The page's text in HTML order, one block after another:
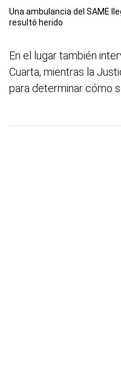
Una ambulancia del SAME
resultó herido
En el lugar también
Cuarta, mientras la
para determinar cómo